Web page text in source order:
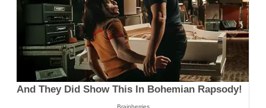
And They Did Show This In Bohemian Rapsody!
Brainberries